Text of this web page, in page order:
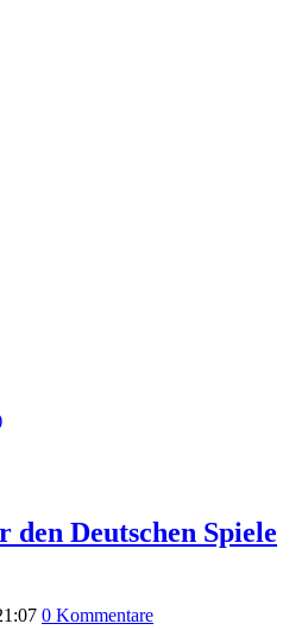
Deutschen Spiele
0 Kommentare